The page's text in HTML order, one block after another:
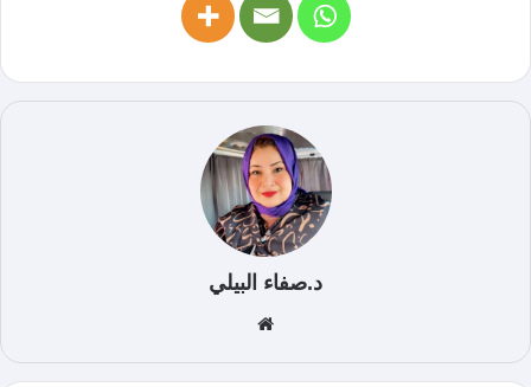
د.صفاء البيلي
الوي